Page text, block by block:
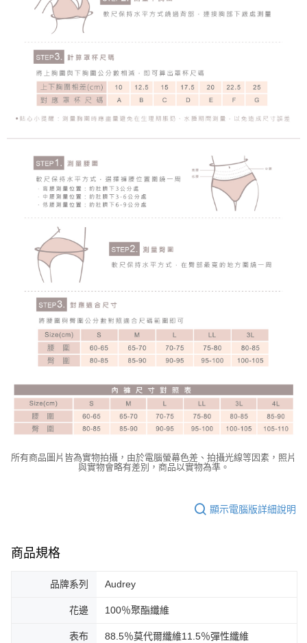
所有商品圖片皆為實物拍攝，由於電腦螢幕色差、拍攝光線等因素，照片
與實物會略有差別，商品以實物為準。
顯示電腦版詳細說明
商品規格
品牌系列 Audrey
花邊 100％聚酯纖維
表布 88.5％莫代爾纖維11.5％彈性纖維